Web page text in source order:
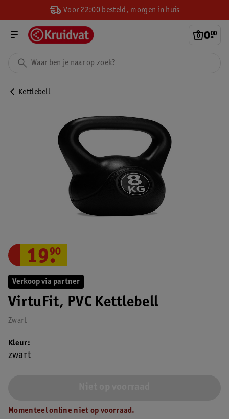
Voor 22:00 besteld, morgen in huis
0.
00
Kettlebell
Verkoop via partner
VirtuFit, PVC Kettlebell
Zwart
19.
90
Kleur
zwart
Momenteel online niet op voorraad.